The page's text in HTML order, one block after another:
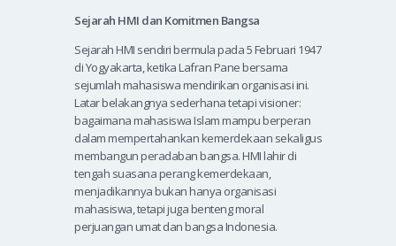
Sejarah HMI dan Komitmen Bangsa
Sejarah HMI sendiri bermula pada 5 Februari 1947
di Yogyakarta, ketika Lafran Pane bersama
sejumlah mahasiswa mendirikan organisasi ini.
Latar belakangnya sederhana tetapi visioner:
bagaimana mahasiswa Islam mampu berperan
dalam mempertahankan kemerdekaan sekaligus
membangun peradaban bangsa. HMI lahir di
tengah suasana perang kemerdekaan,
menjadikannya bukan hanya organisasi
mahasiswa, tetapi juga benteng moral
perjuangan umat dan bangsa Indonesia.